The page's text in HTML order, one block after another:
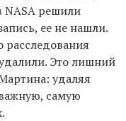
NASA решили
ее не нашли.
расследования
Это лишний
удаляя
самую